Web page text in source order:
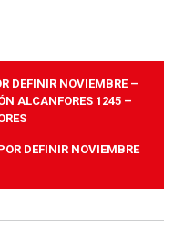
DEFINIR NOVIEMBRE –
ALCANFORES 1245 –
DEFINIR NOVIEMBRE